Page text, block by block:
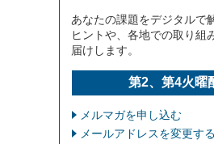
あなたの課題をデジタルで
ヒントや、各地での取り組
届けします。
第2、第4火曜
メルマガを申し込む
メールアドレスを変更する